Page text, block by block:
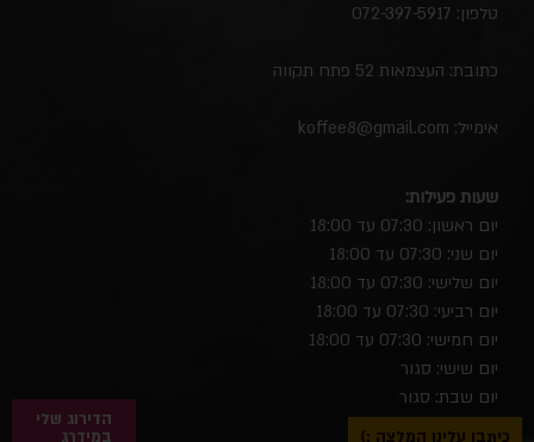
כיתבו עלינו המלצה :)
טלפון: 072-397-5917
כתובת: העצמאות 52 פתח תקווה
אימייל: koffee8@gmail.com
שעות פעילות:
יום ראשון: 07:30 עד 18:00
יום שני: 07:30 עד 18:00
יום שלישי: 07:30 עד 18:00
יום רביעי: 07:30 עד 18:00
יום חמישי: 07:30 עד 18:00
יום שישי: סגור
יום שבת: סגור
הדירוג שלי
במידרג